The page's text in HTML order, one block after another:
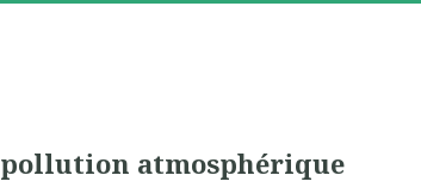
pollution atmosphérique